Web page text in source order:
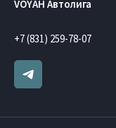
VOYAH Автолига
+7 (831) 259-78-07